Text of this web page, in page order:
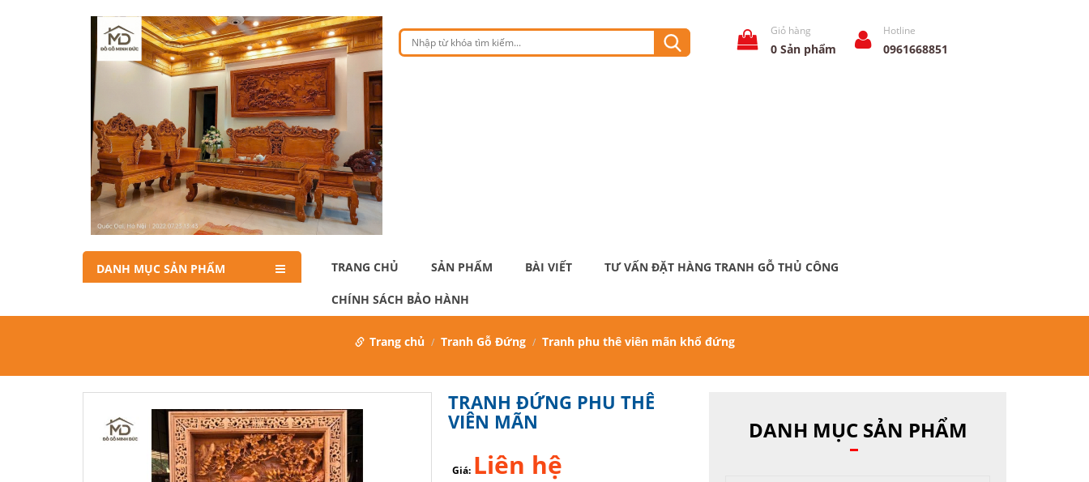
Giỏ hàng
0 Sản phẩm
Hotline
0961668851
DANH MỤC SẢN PHẨM TRANG CHỦ SẢN PHẨM BÀI VIẾT TƯ VẤN ĐẶT HÀNG TRANH GỖ THỦ CÔNG
CHÍNH SÁCH BẢO HÀNH
Trang chủ Tranh Gỗ Đứng Tranh phu thê viên mãn khổ đứng
TRANH ĐỨNG PHU THÊ
VIÊN MÃN
Giá: Liên hệ
DANH MỤC SẢN PHẨM